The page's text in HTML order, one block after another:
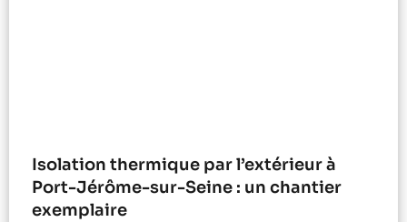
Isolation thermique par l’extérieur à
Port-Jérôme-sur-Seine : un chantier
exemplaire